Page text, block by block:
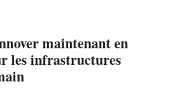
maintenant en
les infrastructures